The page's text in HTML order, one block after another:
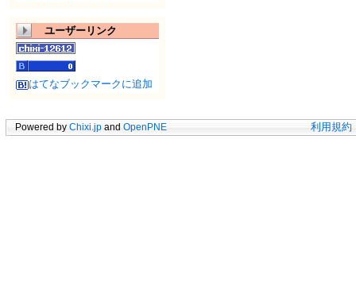
ユーザーリンク
はてなブックマークに追加
Powered by Chixi.jp and OpenPNE 利用規約